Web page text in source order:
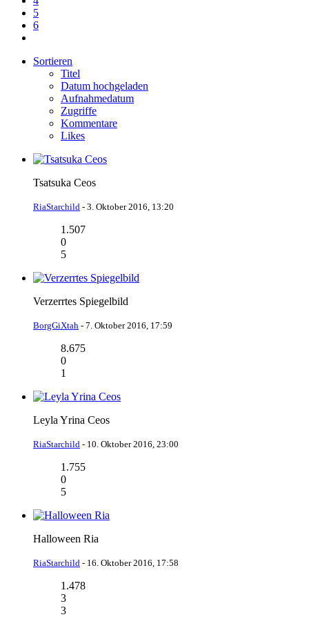
5
6
Sortieren
Titel
Datum hochgeladen
Aufnahmedatum
Zugriffe
Kommentare
Likes
Tsatsuka Ceos
RiaStarchild - 3. Oktober 2016, 13:20
1.507
0
5
Verzerrtes Spiegelbild
BorgGiXtah - 7. Oktober 2016, 17:59
8.675
0
1
Leyla Yrina Ceos
RiaStarchild - 10. Oktober 2016, 23:00
1.755
0
5
Halloween Ria
RiaStarchild - 16. Oktober 2016, 17:58
1.478
3
3